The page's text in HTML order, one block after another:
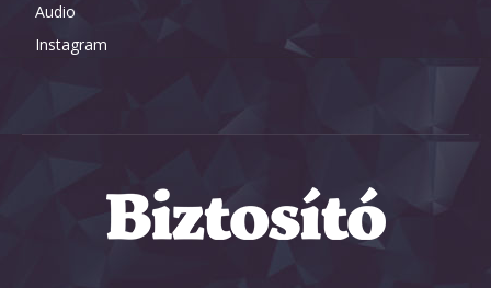
Audio
Instagram